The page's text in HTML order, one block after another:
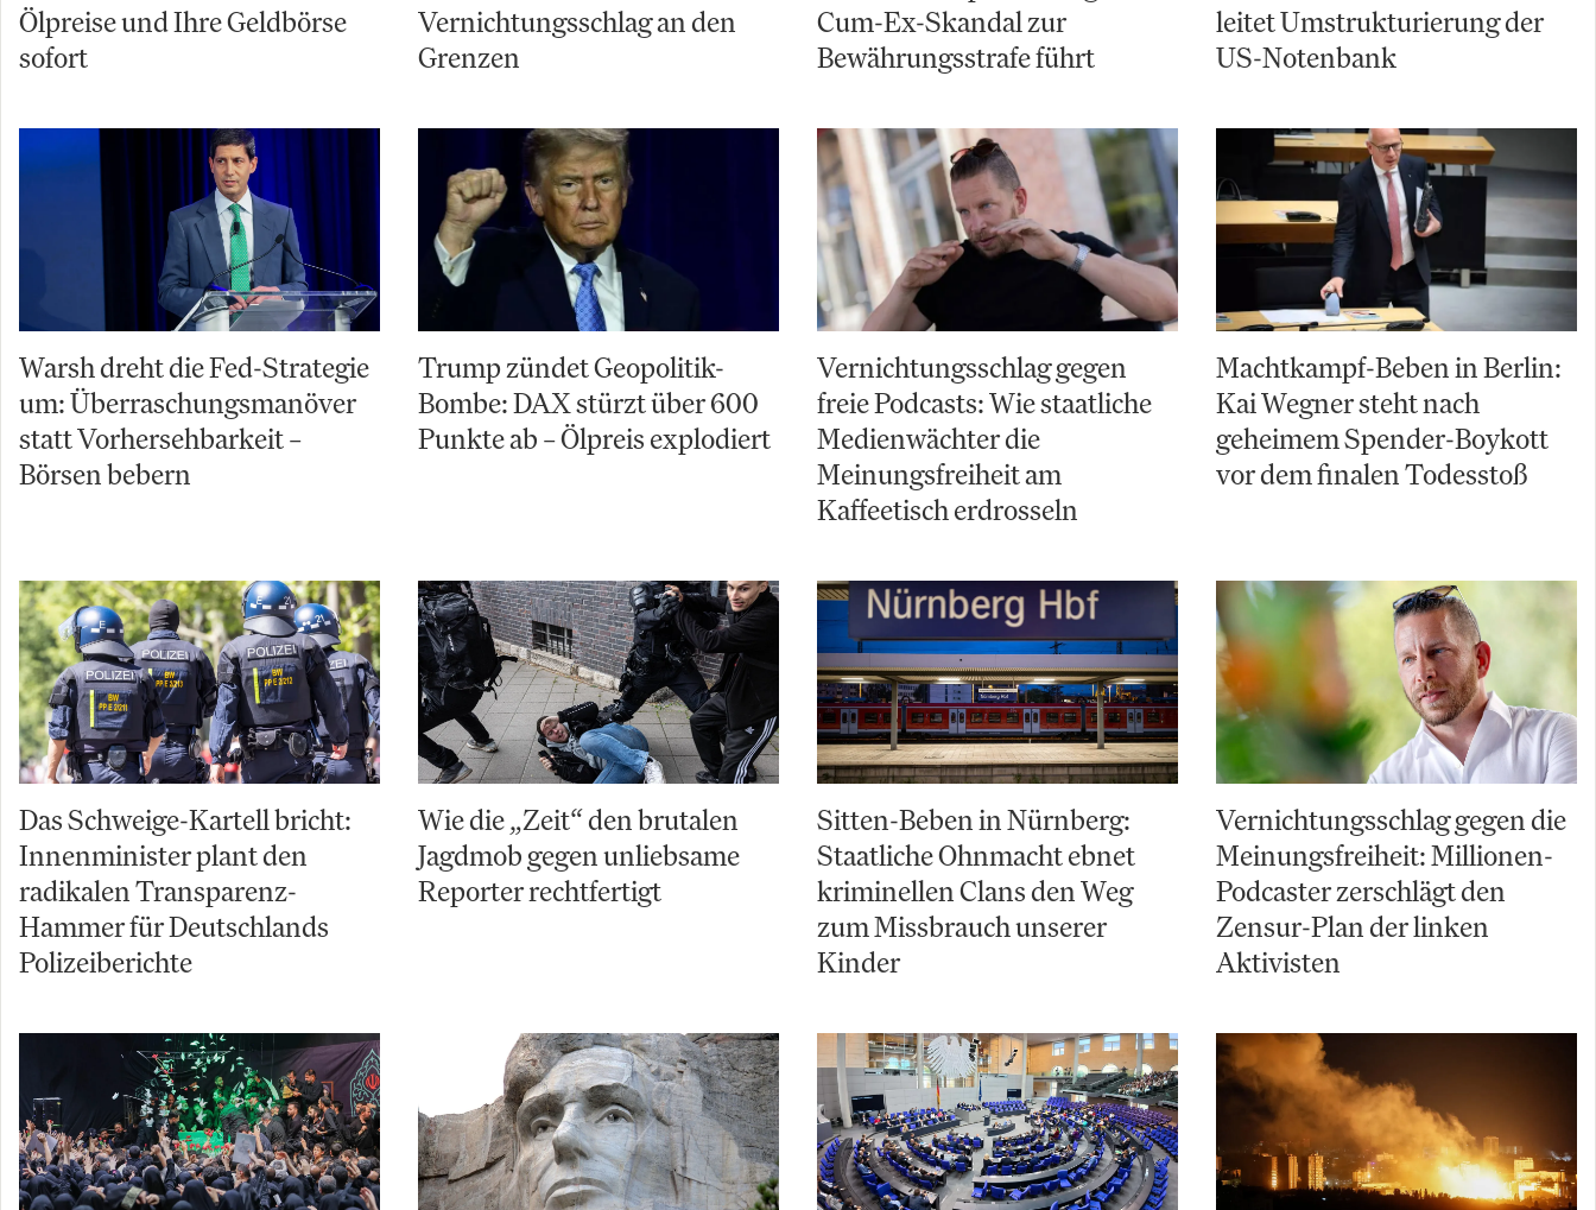
Ölpreise und Ihre Geldbörse
sofort
Vernichtungsschlag an den
Grenzen
Cum-Ex-Skandal zur
Bewährungsstrafe führt
leitet Umstrukturierung der
US-Notenbank
Warsh dreht die Fed-Strategie
um: Überraschungsmanöver
statt Vorhersehbarkeit –
Börsen bebern
Trump zündet Geopolitik-
Bombe: DAX stürzt über 600
Punkte ab – Ölpreis explodiert
Vernichtungsschlag gegen
freie Podcasts: Wie staatliche
Medienwächter die
Meinungsfreiheit am
Kaffeetisch erdrosseln
Machtkampf-Beben in Berlin:
Kai Wegner steht nach
geheimem Spender-Boykott
vor dem finalen Todesstoß
Das Schweige-Kartell bricht:
Innenminister plant den
radikalen Transparenz-
Hammer für Deutschlands
Polizeiberichte
Wie die „Zeit“ den brutalen
Jagdmob gegen unliebsame
Reporter rechtfertigt
Sitten-Beben in Nürnberg:
Staatliche Ohnmacht ebnet
kriminellen Clans den Weg
zum Missbrauch unserer
Kinder
Vernichtungsschlag gegen die
Meinungsfreiheit: Millionen-
Podcaster zerschlägt den
Zensur-Plan der linken
Aktivisten